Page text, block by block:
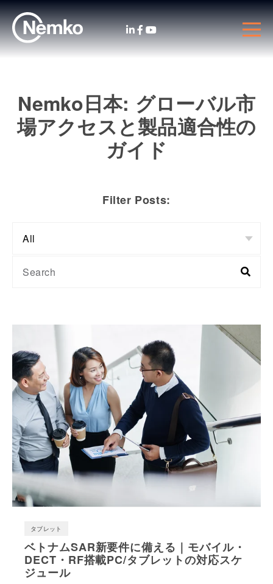
Nemko日本: グローバル市
場アクセスと製品適合性の
ガイド
Filter Posts:
タブレット
ベトナムSAR新要件に備える｜モバイル・
DECT・RF搭載PC/タブレットの対応スケ
ジュール